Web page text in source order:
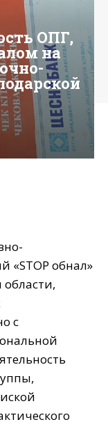
ОПГ,
на
«STOP обнал»
с